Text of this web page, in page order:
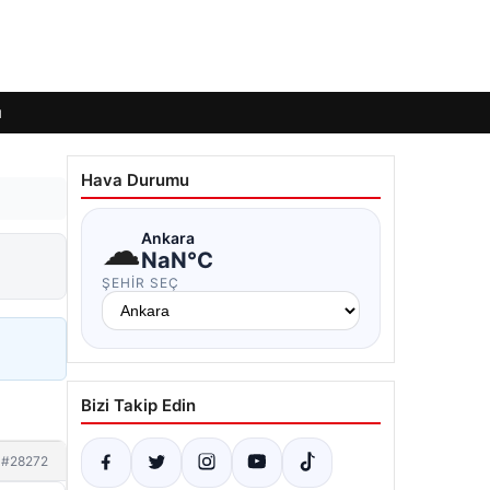
#28272
Hava Durumu
☁Ankara
NaN°C
ŞEHIR SEÇ
Bizi Takip Edin